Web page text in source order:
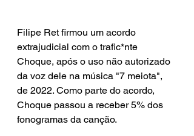
Filipe Ret firmou um acordo
extrajudicial com o trafic*nte
Choque, após o uso não autorizado
da voz dele na música "7 meiota",
de 2022. Como parte do acordo,
Choque passou a receber 5% dos
fonogramas da canção.